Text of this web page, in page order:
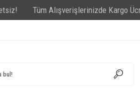
Tüm Alışverişlerinizde Kargo Ücretsiz!